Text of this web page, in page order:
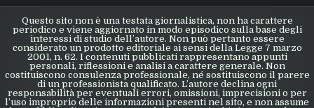
Questo sito non è una testata giornalistica, non ha carattere
periodico e viene aggiornato in modo episodico sulla base degli
interessi di studio dell’autore. Non può pertanto essere
considerato un prodotto editoriale ai sensi della Legge 7 marzo
2001, n. 62. I contenuti pubblicati rappresentano appunti
personali, riflessioni e analisi a carattere generale. Non
costituiscono consulenza professionale, né sostituiscono il parere
di un professionista qualificato. L’autore declina ogni
responsabilità per eventuali errori, omissioni, imprecisioni o per
l’uso improprio delle informazioni presenti nel sito, e non assume